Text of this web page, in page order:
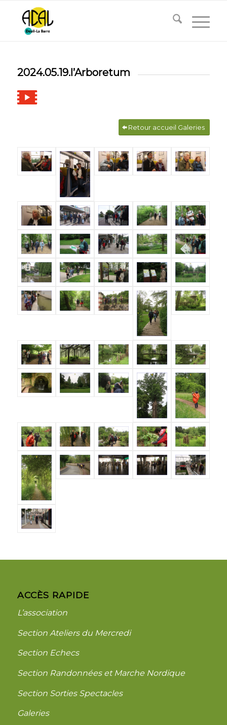
2024.05.19.l’Arboretum
Retour accueil Galeries
ACCÈS RAPIDE
L’association
Section Ateliers du Mercredi
Section Echecs
Section Randonnées et Marche Nordique
Section Sorties Spectacles
Galeries